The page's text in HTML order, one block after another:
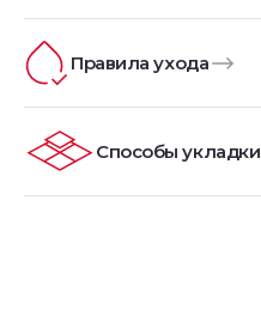
Правила ухода
Способы укладки